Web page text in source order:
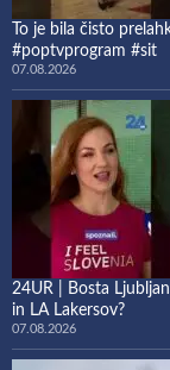
To je bila čisto
#poptvprogram #sit
07.08.2026
24UR | Bosta
in LA Lakersov?
07.08.2026